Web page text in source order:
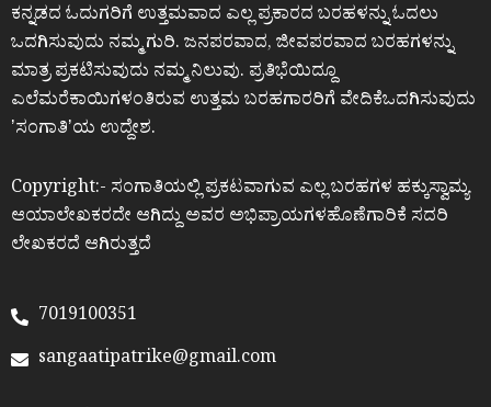
ಕನ್ನಡದ ಓದುಗರಿಗೆ ಉತ್ತಮವಾದ ಎಲ್ಲ ಪ್ರಕಾರದ ಬರಹಳನ್ನು ಓದಲು
ಒದಗಿಸುವುದು ನಮ್ಮ ಗುರಿ. ಜನಪರವಾದ, ಜೀವಪರವಾದ ಬರಹಗಳನ್ನು
ಮಾತ್ರ ಪ್ರಕಟಿಸುವುದು ನಮ್ಮ ನಿಲುವು. ಪ್ರತಿಭೆಯಿದ್ದೂ
ಎಲೆಮರೆಕಾಯಿಗಳಂತಿರುವ ಉತ್ತಮ ಬರಹಗಾರರಿಗೆ ವೇದಿಕೆಒದಗಿಸುವುದು
ʼಸಂಗಾತಿʼಯ ಉದ್ದೇಶ.
Copyright:- ಸಂಗಾತಿಯಲ್ಲಿ ಪ್ರಕಟವಾಗುವ ಎಲ್ಲ ಬರಹಗಳ ಹಕ್ಕುಸ್ವಾಮ್ಯ
ಆಯಾಲೇಖಕರದೇ ಆಗಿದ್ದು ಅವರ ಅಭಿಪ್ರಾಯಗಳಹೊಣೆಗಾರಿಕೆ ಸದರಿ
ಲೇಖಕರದೆ ಆಗಿರುತ್ತದೆ
7019100351
sangaatipatrike@gmail.com